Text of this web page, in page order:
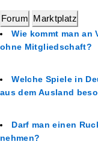
Forum Marktplatz
Wie kommt man
ohne Mitgliedschaft?
Welche Spiele in
aus dem Ausland
Darf man einen
nehmen?